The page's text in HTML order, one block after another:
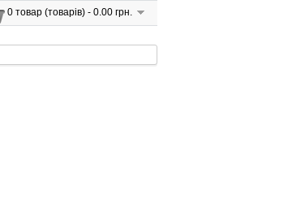
0 товар (товарів) - 0.00 грн.